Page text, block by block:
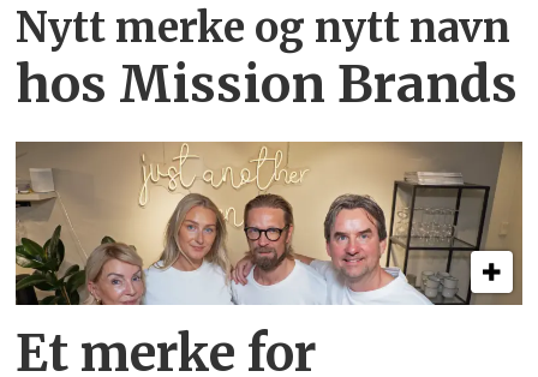
Nytt merke og nytt navn
hos Mission Brands
Et merke for